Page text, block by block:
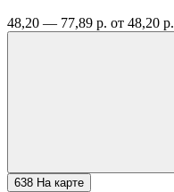
48,20 — 77,89 р. от 48,20 р.
638 На карте